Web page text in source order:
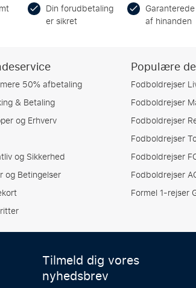
Din forudbetaling
er sikret
af hinanden
50% afbetaling
& Betaling
og Erhverv
og Sikkerhed
og Betingelser
Populære
Fodboldrejser
Fodboldrejser
Fodboldrejser
Fodboldrejser
Fodboldrejser
Fodboldrejser
Formel 1-rejser
Tilmeld dig vores
nyhedsbrev